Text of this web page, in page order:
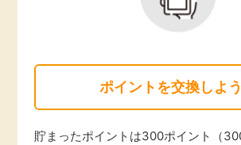
ポイントを交換しよう
貯まったポイントは300ポイント（